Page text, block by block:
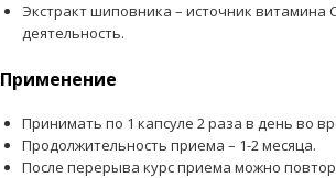
Экстракт шиповника – источник витамина
деятельность.
Применение
Принимать по 1 капсуле 2 раза в день во
Продолжительность приема – 1-2 месяца.
После перерыва курс приема можно